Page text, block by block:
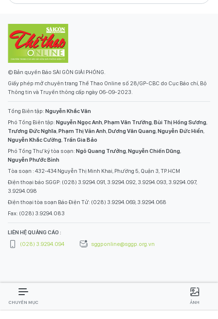
© Bản quyền Báo SÀI GÒN GIẢI PHÓNG.
Giấy phép mở chuyên trang Thể Thao Online số 28/GP-CBC do Cục Báo chí, Bộ
Thông tin và Truyền thông cấp ngày 06-09-2023.
Tổng Biên tập: Nguyễn Khắc Văn
Phó Tổng Biên tập: Nguyễn Ngọc Anh,Phạm Văn Trường,Bùi Thị Hồng Sương,
Trương Đức Nghĩa,Phạm Thị Vân Anh,Dương Văn Quang,Nguyễn Đức Hiển,
Nguyễn Khắc Cường, Trần Gia Bảo
Phó Tổng Thư ký tòa soạn: Ngô Quang Trưởng,Nguyễn Chiến Dũng,
Nguyễn Phước Bình
Tòa soạn : 432-434 Nguyễn Thị Minh Khai, Phường 5, Quận 3, TP.HCM
Điện thoại báo SGGP: (028) 3.9294.091, 3.9294.092, 3.9294.093, 3.9294.097,
3.9294.098
Điện thoại tòa soạn Báo Điện Tử: (028) 3.9294.069, 3.9294.068
Fax: (028) 3.9294.083
LIÊN HỆ QUẢNG CÁO :
(028) 3.9294.094
sggponline@sggp.org.vn
CHUYÊN MỤC ẢNH